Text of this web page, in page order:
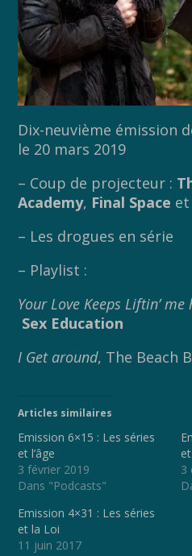
Dix-neuvième émission
le 20 mars 2019
– Coup de projecteur :
Academy, Final Space et
– Les drogues en série
– Playlist :
Your Love Keeps Liftin’ me
Sex Education
I Get around, The Beach
Articles similaires
Emission 6×15 : Les séries
et l’âge
3 février 2019
Dans "Podcasts"
3
Emission 4×31 : Les séries
et la Loi
11 juin 2017